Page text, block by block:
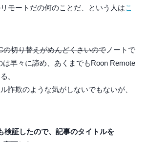
モートだの何のことだ、という人はこ
の切り替えがめんどくさいので ノートで
は早々に諦め、あくまでもRoon Remote
。
詐欺のような気がしないでもないが、
証したので、記事のタイトルを